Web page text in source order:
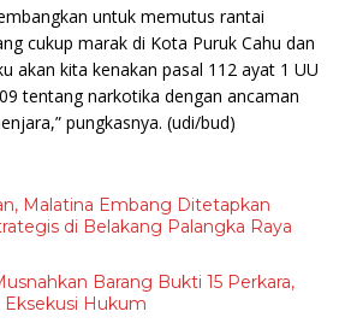
untuk memutus rantai
cukup marak di Kota Puruk Cahu dan
akan kita kenakan pasal 112 ayat 1 UU
tentang narkotika dengan ancaman
pungkasnya. (udi/bud)
Malatina Embang Ditetapkan
di Belakang Palangka Raya
Barang Bukti 15 Perkara,
Hukum